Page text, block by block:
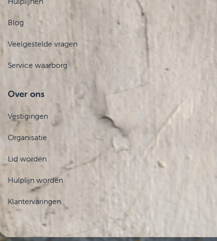
Blog
Veelgestelde vragen
Service waarborg
Over ons
Vestigingen
Organisatie
Lid worden
Hulplijn worden
Klantervaringen